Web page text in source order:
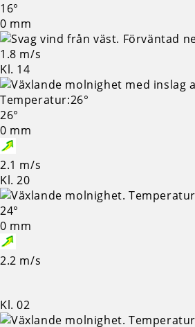
16°
0 mm
1.8 m/s
Kl. 14
26°
0 mm
2.1 m/s
Kl. 20
24°
0 mm
2.2 m/s
Kl. 02